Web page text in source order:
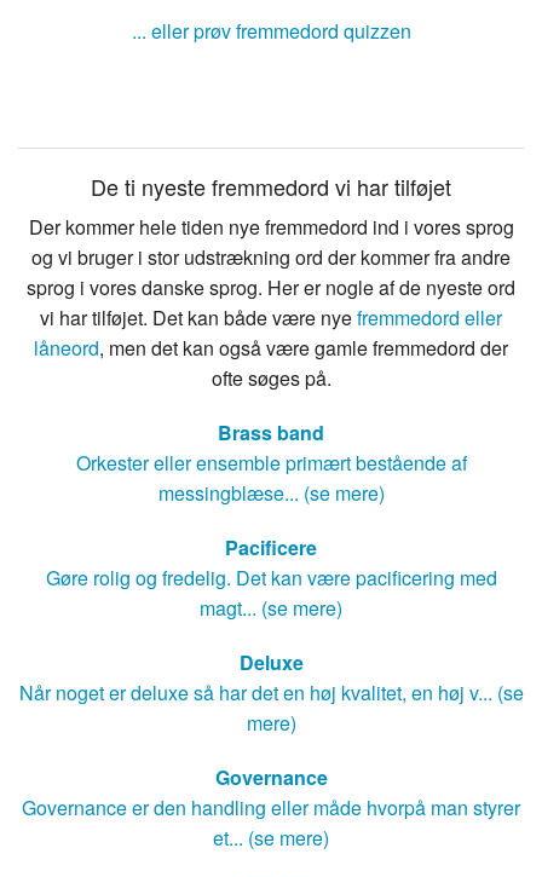
... eller prøv fremmedord quizzen
De ti nyeste fremmedord vi har tilføjet
Der kommer hele tiden nye fremmedord ind i vores sprog
og vi bruger i stor udstrækning ord der kommer fra andre
sprog i vores danske sprog. Her er nogle af de nyeste ord
vi har tilføjet. Det kan både være nyefremmedord eller
låneord, men det kan også være gamle fremmedord der
ofte søges på.
Brass band
Orkester eller ensemble primært bestående af
messingblæse... (se mere)
Pacificere
Gøre rolig og fredelig. Det kan være pacificering med
magt... (se mere)
Deluxe
Når noget er deluxe så har det en høj kvalitet, en høj v... (se
mere)
Governance
Governance er den handling eller måde hvorpå man styrer
et... (se mere)